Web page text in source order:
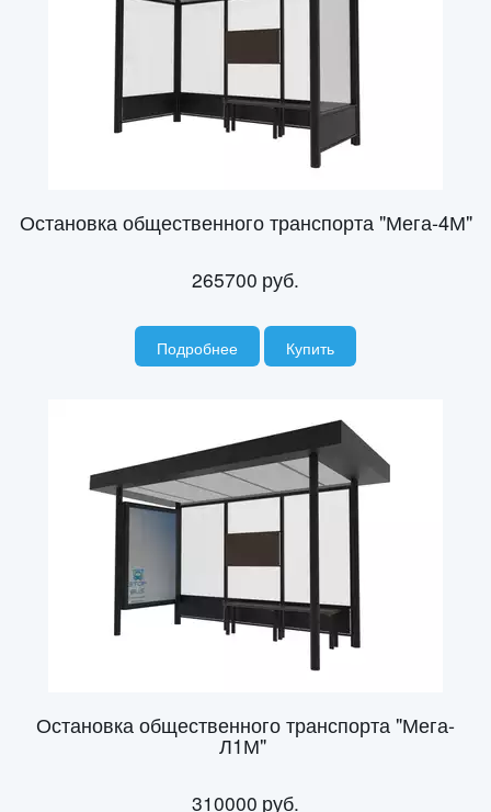
Остановка общественного транспорта "Мега-4М"
265700 руб.
Подробнее Купить
Остановка общественного транспорта "Мега-
Л1М"
310000 руб.